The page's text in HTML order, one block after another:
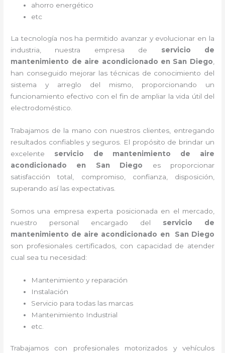
ahorro energético
etc
La tecnología nos ha permitido avanzar y evolucionar en la
industria, nuestra empresa de servicio de
mantenimiento de aire acondicionado en San Diego
han conseguido mejorar las técnicas de conocimiento del
sistema y arreglo del mismo, proporcionando un
funcionamiento efectivo con el fin de ampliar la vida útil del
electrodoméstico.
Trabajamos de la mano con nuestros clientes, entregando
resultados confiables y seguros. El propósito de brindar un
excelente servicio de mantenimiento de aire
acondicionado en San Diego
es proporcionar
satisfacción total, compromiso, confianza, disposición,
superando así las expectativas.
Somos una empresa experta posicionada en el mercado,
nuestro personal encargado del servicio de
mantenimiento de aire acondicionado en San Diego
son profesionales certificados, con capacidad de atender
cual sea tu necesidad:
Mantenimiento y reparación
Instalación
Servicio para todas las marcas
Mantenimiento Industrial
etc.
Trabajamos con profesionales motorizados y vehículos